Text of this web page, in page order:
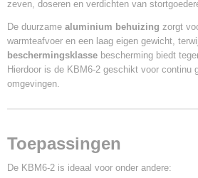
058 A.
Power Factor (cos Phi)
IP
65
Gewicht
8,6 Kg.
zeven, doseren en verdichten van
De duurzame aluminium behuizing zorgt
warmteafvoer en een laag eigen gewicht,
beschermingsklasse bescherming biedt
Hierdoor is de KBM6-2 geschikt voor continu
omgevingen.
Toepassingen
De KBM6-2 is ideaal voor onder andere: